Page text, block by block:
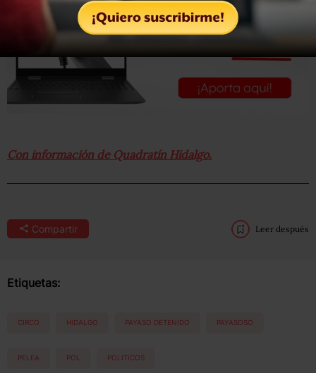
Con información de Quadratín Hidalgo.
Compartir Leer después
Etiquetas:
CIRCO HIDALGO PAYASO DETENIDO PAYASOSO
PELEA POL POLITICOS